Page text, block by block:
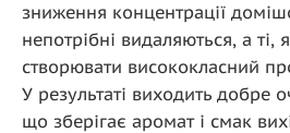
зниження концентрації
непотрібні видаляються, а ті,
створювати висококласний
У результаті виходить добре
що зберігає аромат і смак